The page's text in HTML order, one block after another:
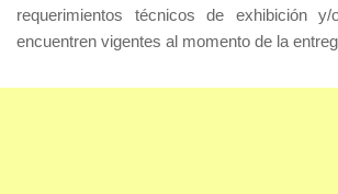
requerimientos técnicos de exhibición
encuentren vigentes al momento de la